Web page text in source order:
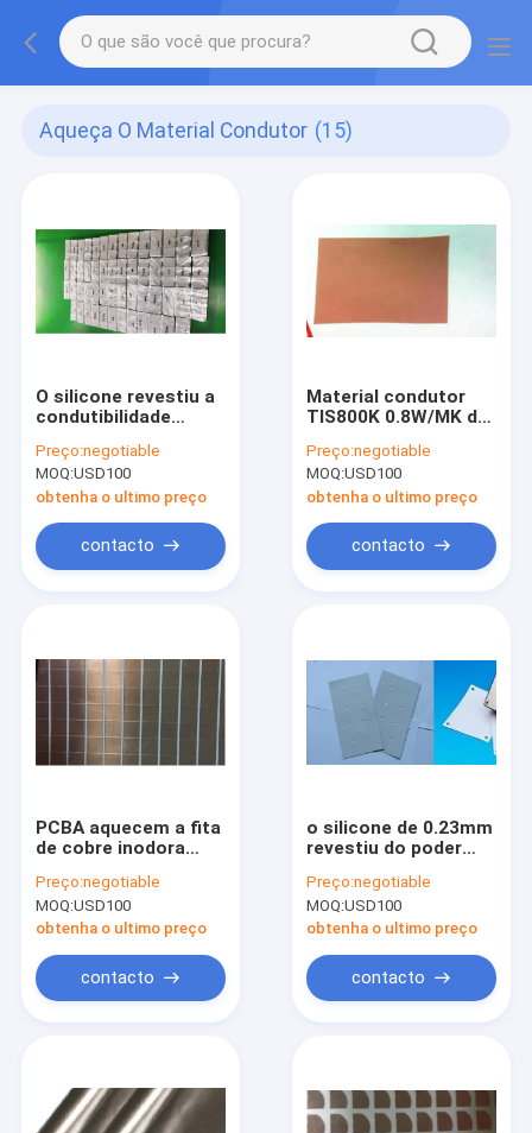
Aqueça O Material Condutor (15)
O silicone revestiu a
condutibilidade
condutora do calor
da tela do
localizador
Preço:negotiable
MOQ:USD100
obtenha o ultimo preço
contacto
Material condutor
TIS800K 0.8W/MK do
silicone
Preço:negotiable
MOQ:USD100
obtenha o ultimo preço
contacto
PCBA aquecem a fita
de cobre inodora
0.075mm da folha
Preço:negotiable
MOQ:USD100
obtenha o ultimo preço
contacto
o silicone de 0.23mm
revestiu do poder
PC do calor a relação
térmica
Preço:negotiable
MOQ:USD100
obtenha o ultimo preço
contacto